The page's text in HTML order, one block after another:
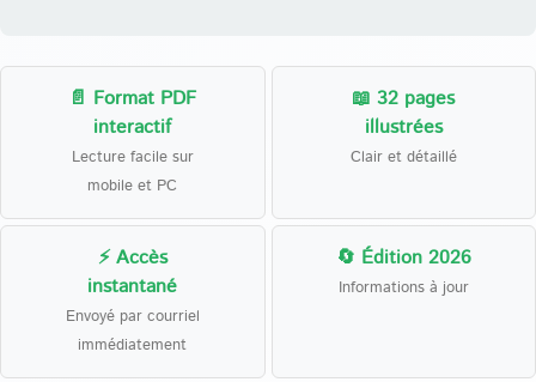
📄 Format PDF
interactif
Lecture facile sur
mobile et PC
📖 32 pages
illustrées
Clair et détaillé
⚡ Accès
instantané
Envoyé par courriel
immédiatement
🔄 Édition 2026
Informations à jour